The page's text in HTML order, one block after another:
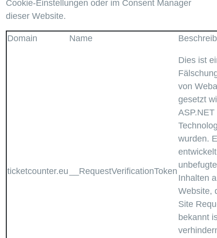
Cookie-Einstellungen oder im Consent Manager
dieser Website.
Domain Name
ticketcounter.eu __RequestVerificationToken
Dies ist
von
gesetzt
wurden.
Inhalten
Website,
Site
bekannt